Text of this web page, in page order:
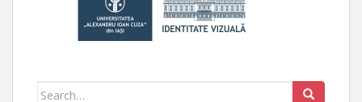
Search for: